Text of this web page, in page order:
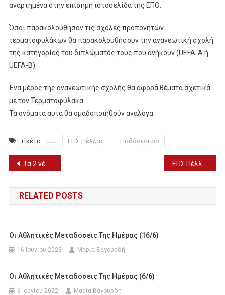
αναρτημένα στην επίσημη ιστοσελίδα της ΕΠΟ.
Όσοι παρακολούθησαν τις σχολές προπονητών
τερματοφυλάκων θα παρακολουθήσουν την ανανεωτική σχολή
της κατηγορίας του διπλώματός τους που ανήκουν (UEFA-A ή
UEFA-B).
Ένα μέρος της ανανεωτικής σχολής θα αφορά θέματα σχετικά
με τον Τερματοφύλακα.
Τα ονόματα αυτά θα ομαδοποιηθούν ανάλογα.
Ετικέτα: ΕΠΣ Πέλλας Ποδόσφαιρο
Πλοήγηση
άρθρων
Τα 2 νέα μέτρα της κυβέρνησης – Ανακοινώνονται μέχρι την Τρίτη
RELATED POSTS
Οι Αθλητικές Μεταδόσεις Της Ημέρας (16/6)
16 Ιουνίου 2023 Μαρία Βαγουρδή
Οι Αθλητικές Μεταδόσεις Της Ημέρας (6/6)
6 Ιουνίου 2022 Μαρία Βαγουρδή